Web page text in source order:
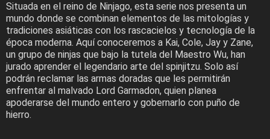
Situada en el reino de Ninjago, esta serie nos presenta un
mundo donde se combinan elementos de las mitologías y
tradiciones asiáticas con los rascacielos y tecnología de la
época moderna. Aquí conoceremos a Kai, Cole, Jay y Zane,
un grupo de ninjas que bajo la tutela del Maestro Wu, han
jurado aprender el legendario arte del spinjitzu. Solo así
podrán reclamar las armas doradas que les permitirán
enfrentar al malvado Lord Garmadon, quien planea
apoderarse del mundo entero y gobernarlo con puño de
hierro.